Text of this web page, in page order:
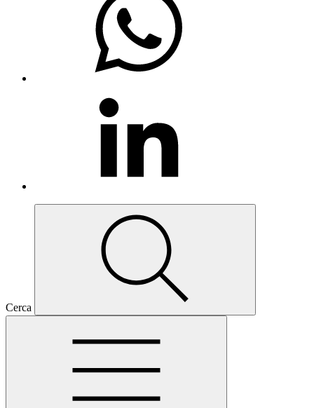
Cerca